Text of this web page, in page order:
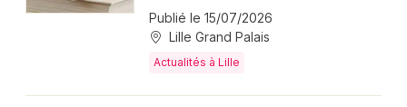
Publié le 15/07/2026
Lille Grand Palais
Actualités à Lille